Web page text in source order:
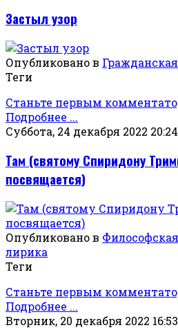
Застыл узор
Опубликовано в
Теги
Станьте первым
Подробнее ...
Суббота, 24 декабря 2022 20:24
Там (святому Спиридону
посвящается)
Опубликовано в
лирика
Теги
Станьте первым
Подробнее ...
Вторник, 20 декабря 2022 16:53